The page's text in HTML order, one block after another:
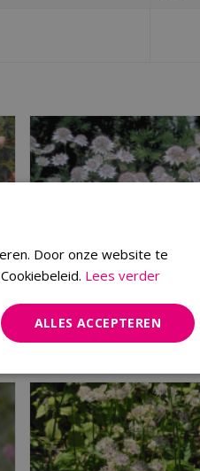
Astrantia major 'Buckland'
Door onze website te
Lees verder
ALLES ACCEPTEREN